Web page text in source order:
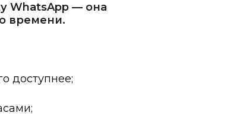
WhatsApp — она
времени.
доступнее;